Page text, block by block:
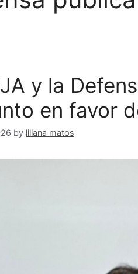
y la
en favor
by liliana matos